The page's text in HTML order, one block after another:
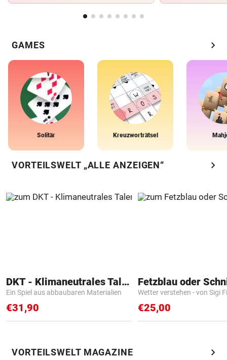
GAMES chevron_right
Solitär Kreuzworträtsel
VORTEILSWELT „ALLE ANZEIGEN“ chevron_right
DKT - Klimaneutrales Talent
Ein Spiel aus abbaubaren Materialien
€31,90
Fetzblau oder
Wetter verstehen - von Sigi
€25,00
VORTEILSWELT MAGAZINE chevron_right